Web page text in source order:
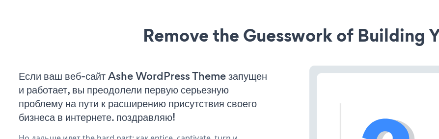
Remove the Guesswork of Building
Если ваш веб-сайт Ashe WordPress Theme запущен
и работает, вы преодолели первую серьезную
проблему на пути к расширению присутствия своего
бизнеса в интернете. поздравляю!